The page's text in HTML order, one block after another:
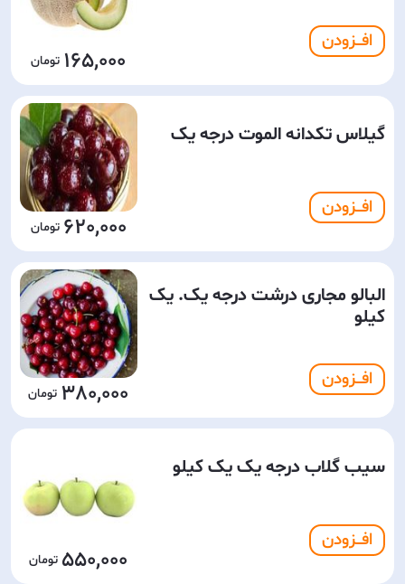
افـــزودن
165,000
گیلاس تکدانه الموت درجه یک
افـــزودن
620,000
البالو مجاری درشت درجه یک. یک
کیلو
افـــزودن 380,000
سیب گلاب درجه یک یک کیلو
افـــزودن
550,000